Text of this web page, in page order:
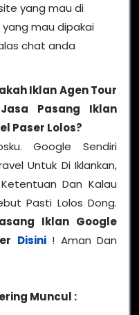
yang mau di
mau dipakai
chat anda
Iklan Agen Tour
Pasang Iklan
Paser Lolos?
Google Sendiri
Untuk Di Iklankan,
Dan Kalau
Pasti Lolos Dong.
Iklan Google
Disini! Aman Dan
Muncul :